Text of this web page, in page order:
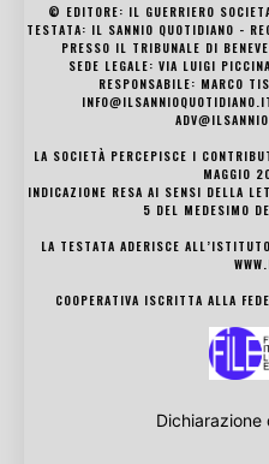
© EDITORE: IL GUERRIERO
TESTATA: IL SANNIO QUOTIDIANO -
PRESSO IL TRIBUNALE DI
SEDE LEGALE: VIA LUIGI
RESPONSABILE: MARCO
LA SOCIETÀ PERCEPISCE I
MAGGIO
INDICAZIONE RESA AI SENSI DELLA
5 DEL MEDESIMO
LA TESTATA ADERISCE
COOPERATIVA ISCRITTA ALLA
Dichiarazione